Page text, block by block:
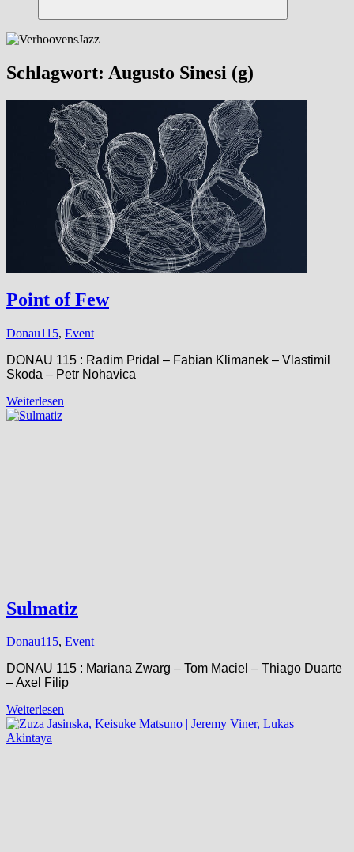
Suchen
Schlagwort: Augusto Sinesi (g)
Point of Few
Donau115, Event
DONAU 115 : Radim Pridal – Fabian Klimanek – Vlastimil
Skoda – Petr Nohavica
Weiterlesen
Sulmatiz
Donau115, Event
DONAU 115 : Mariana Zwarg – Tom Maciel – Thiago Duarte
– Axel Filip
Weiterlesen